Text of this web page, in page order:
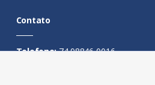
Contato
Telefone:74 98846-0016